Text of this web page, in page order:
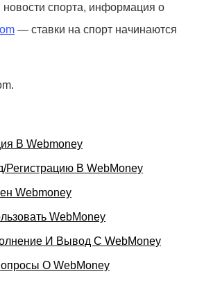
новости спорта, информация о
— ставки на спорт начинаются
В Webmoney
регистрацию В WebMoney
Webmoney
WebMoney
И Вывод С WebMoney
О WebMoney